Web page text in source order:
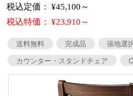
税込定価： ¥45,100～
税込特価： ¥23,910～
送料無料 完成品 張地選
カウンター・スタンドチェア